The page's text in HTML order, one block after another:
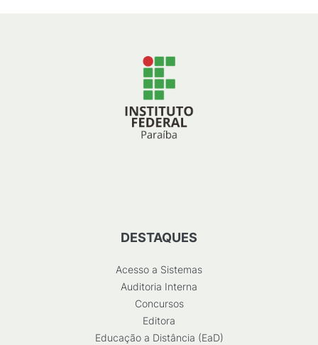
DESTAQUES
Acesso a Sistemas
Auditoria Interna
Concursos
Editora
Educação a Distância (EaD)